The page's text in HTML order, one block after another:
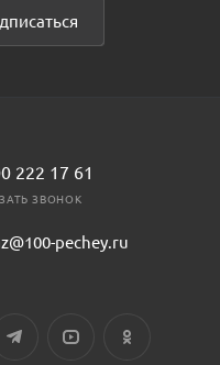
222 17 61
ЗВОНОК
pechey.ru